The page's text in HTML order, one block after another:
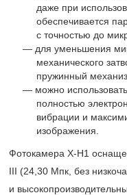
даже при
обеспечивается
с точностью до
для уменьшения
механического
пружинный
можно
полностью
вибрации и
изображения.
Фотокамера X-H1
III (24,30 Мпк, без
и